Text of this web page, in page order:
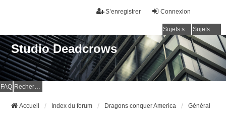
Connexion
S’enregistrer
Sujets sans réponse Sujets actifs
Studio Deadcrows
FAQ Rechercher
Accueil Index du forum Dragons conquer America Général